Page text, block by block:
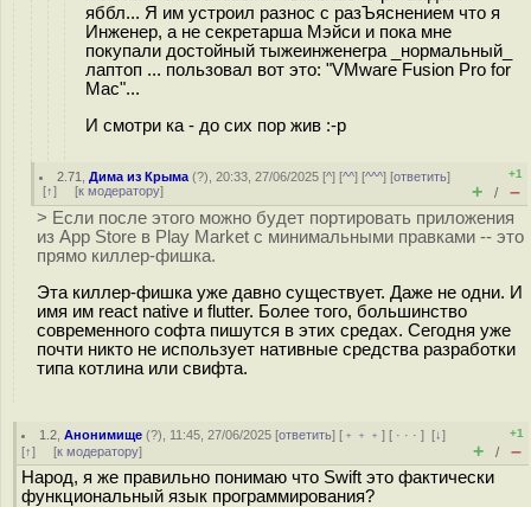
яббл... Я им устроил разнос с разЪяснением что я
Инженер, а не секретарша Мэйси и пока мне
покупали достойный тыжеинженегра _нормальный_
лаптоп ... пользовал вот это: "VMware Fusion Pro for
Mac"...
И смотри ка - до сих пор жив :-р
2.71 ,Дима из Крыма (?), 20:33, 27/06/2025 [^] [^^] [^^^] [ответить]
[↑] [к модератору]
+1
+ / –
> Если после этого можно будет портировать приложения
из App Store в Play Market с минимальными правками -- это
прямо киллер-фишка.
Эта киллер-фишка уже давно существует. Даже не одни. И
имя им react native и flutter. Более того, большинство
современного софта пишутся в этих средах. Сегодня уже
почти никто не использует нативные средства разработки
типа котлина или свифта.
1.2 ,Анонимище (?), 11:45, 27/06/2025 [ответить] [ ﹢﹢﹢] [ · · ·][↓]
[↑] [к модератору]
+1
+ / –
Народ, я же правильно понимаю что Swift это фактически
функциональный язык программирования?